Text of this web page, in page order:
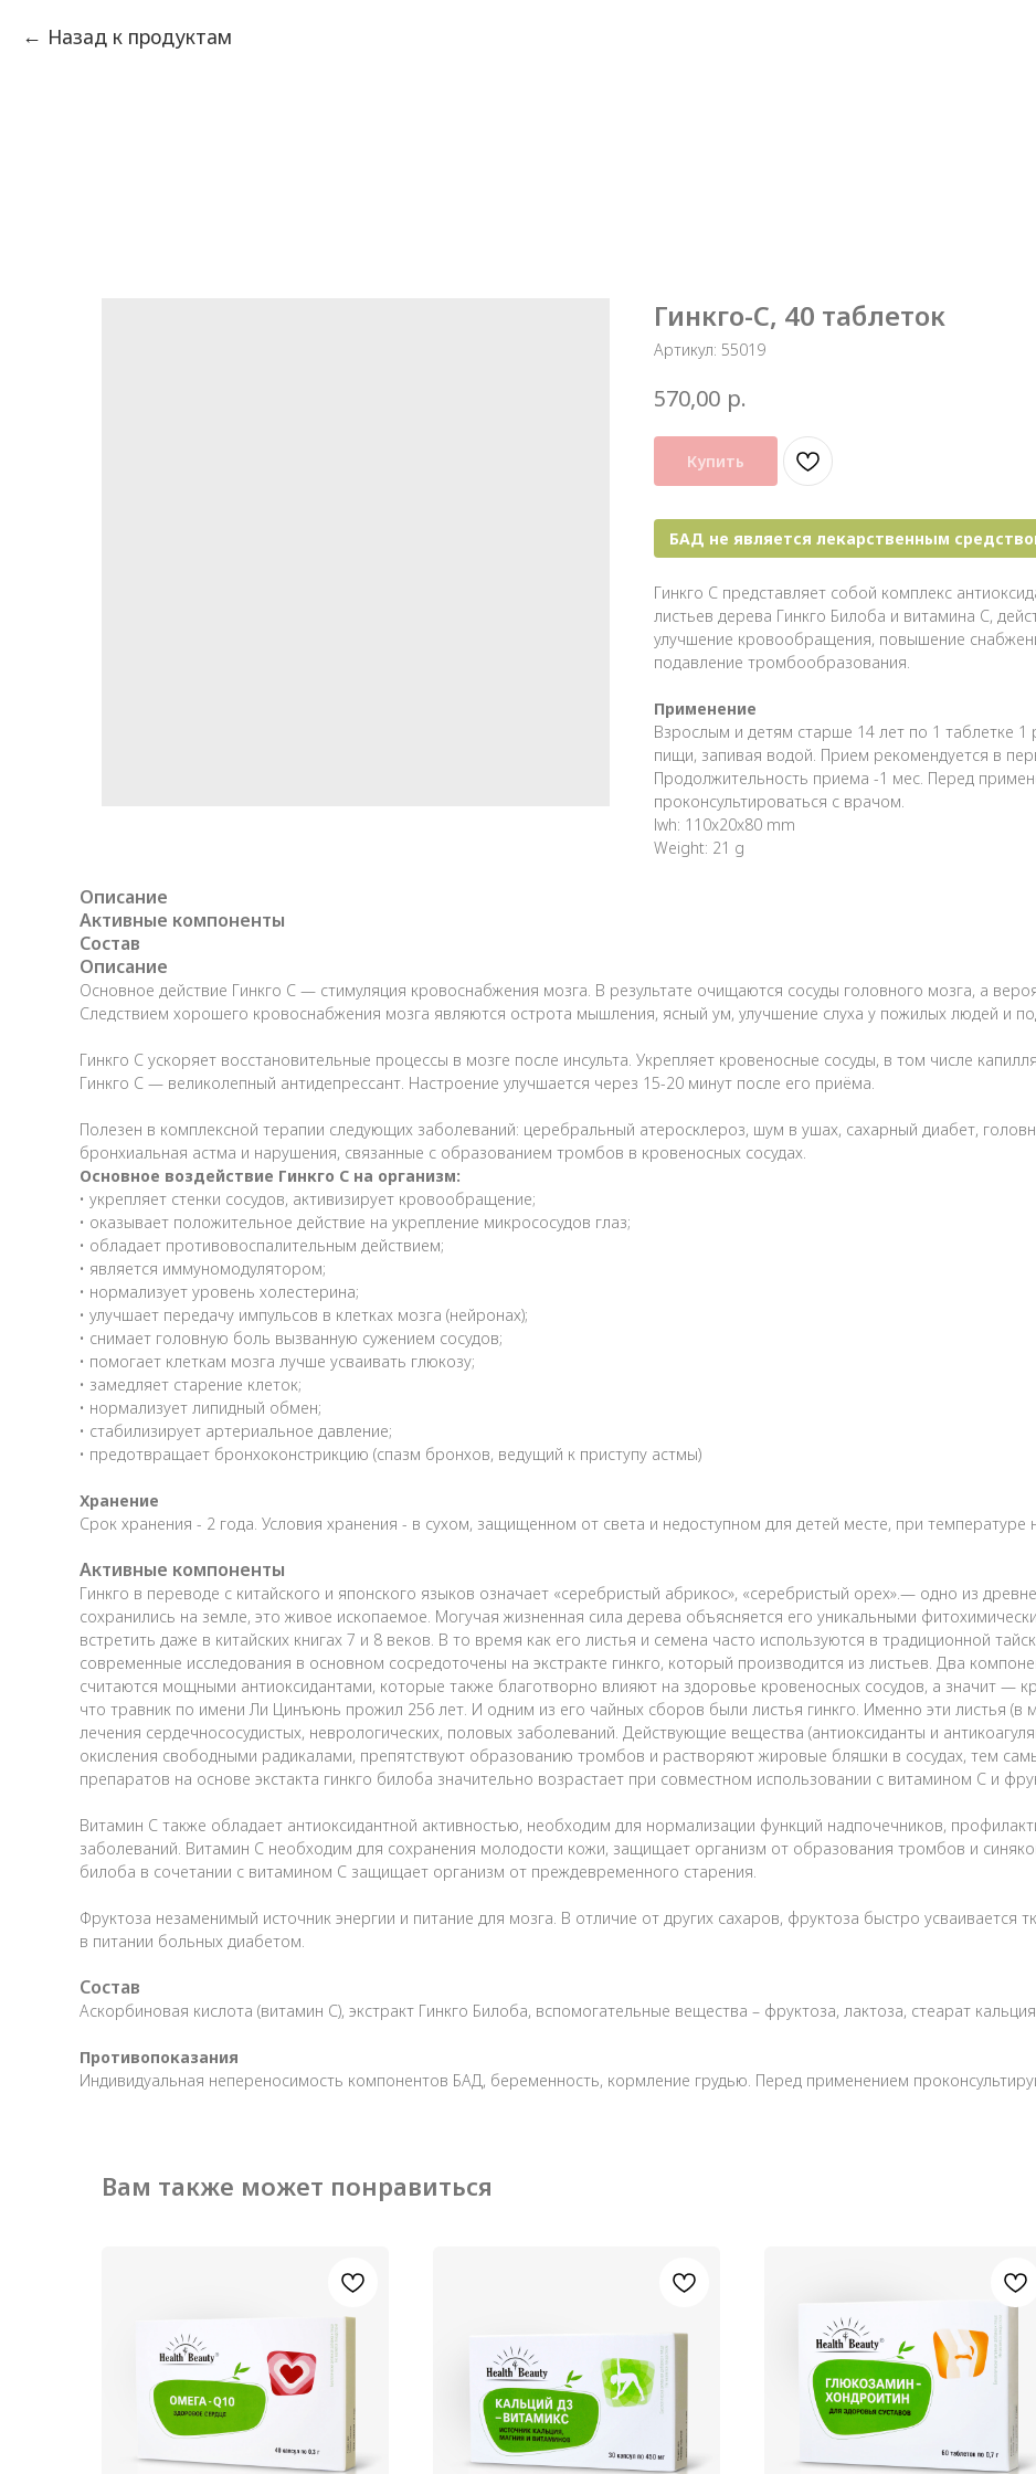
Назад к продуктам
Гинкго-С, 40 таблеток
Артикул: 55019
570,00 р.
Купить
БАД не является лекарственным
Гинкго С представляет собой комплекс
листьев дерева Гинкго Билоба и витамина С,
улучшение кровообращения, повышение
подавление тромбообразования.
Применение
Взрослым и детям старше 14 лет по 1 таблетке
пищи, запивая водой. Прием рекомендуется в
Продолжительность приема -1 мес. Перед
проконсультироваться с врачом.
lwh: 110x20x80 mm
Weight: 21 g
Описание
Активные компоненты
Состав
Описание
Основное действие Гинкго С — стимуляция кровоснабжения мозга. В результате очищаются сосуды головного мозга, а
Следствием хорошего кровоснабжения мозга являются острота мышления, ясный ум, улучшение слуха у пожилых людей и
Гинкго С ускоряет восстановительные процессы в мозге после инсульта. Укрепляет кровеносные сосуды, в том числе
Гинкго С — великолепный антидепрессант. Настроение улучшается через 15-20 минут после его приёма.
Полезен в комплексной терапии следующих заболеваний: церебральный атеросклероз, шум в ушах, сахарный диабет,
бронхиальная астма и нарушения, связанные с образованием тромбов в кровеносных сосудах.
Основное воздействие Гинкго С на организм:
• укрепляет стенки сосудов, активизирует кровообращение;
• оказывает положительное действие на укрепление микрососудов глаз;
• обладает противовоспалительным действием;
• является иммуномодулятором;
• нормализует уровень холестерина;
• улучшает передачу импульсов в клетках мозга (нейронах);
• снимает головную боль вызванную сужением сосудов;
• помогает клеткам мозга лучше усваивать глюкозу;
• замедляет старение клеток;
• нормализует липидный обмен;
• стабилизирует артериальное давление;
• предотвращает бронхоконстрикцию (спазм бронхов, ведущий к приступу астмы)
Хранение
Срок хранения - 2 года. Условия хранения - в сухом, защищенном от света и недоступном для детей месте, при
Активные компоненты
Гинкго в переводе с китайского и японского языков означает «серебристый абрикос», «серебристый орех».— одно из
сохранились на земле, это живое ископаемое. Могучая жизненная сила дерева объясняется его уникальными
встретить даже в китайских книгах 7 и 8 веков. В то время как его листья и семена часто используются в традиционной
современные исследования в основном сосредоточены на экстракте гинкго, который производится из листьев. Два
считаются мощными антиоксидантами, которые также благотворно влияют на здоровье кровеносных сосудов, а значит —
что травник по имени Ли Цинъюнь прожил 256 лет. И одним из его чайных сборов были листья гинкго. Именно эти листья (в
лечения сердечнососудистых, неврологических, половых заболеваний. Действующие вещества (антиоксиданты и
окисления свободными радикалами, препятствуют образованию тромбов и растворяют жировые бляшки в сосудах, тем
препаратов на основе экстакта гинкго билоба значительно возрастает при совместном использовании с витамином С и
Витамин С также обладает антиоксидантной активностью, необходим для нормализации функций надпочечников,
заболеваний. Витамин С необходим для сохранения молодости кожи, защищает организм от образования тромбов и
билоба в сочетании с витамином С защищает организм от преждевременного старения.
Фруктоза незаменимый источник энергии и питание для мозга. В отличие от других сахаров, фруктоза быстро усваивается
в питании больных диабетом.
Состав
Аскорбиновая кислота (витамин С), экстракт Гинкго Билоба, вспомогательные вещества – фруктоза, лактоза, стеарат кальция
Противопоказания
Индивидуальная непереносимость компонентов БАД, беременность, кормление грудью. Перед применением
Вам также может понравиться